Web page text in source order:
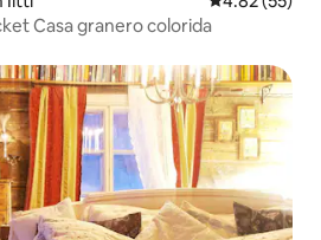
Casa granero colorida